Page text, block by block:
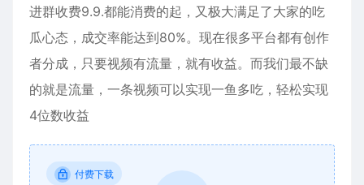
进群收费9.9.都能消费的起，又极大满足了大家的吃
瓜心态，成交率能达到80%。现在很多平台都有创作
者分成，只要视频有流量，就有收益。而我们最不缺
的就是流量，一条视频可以实现一鱼多吃，轻松实现
4位数收益
付费下载